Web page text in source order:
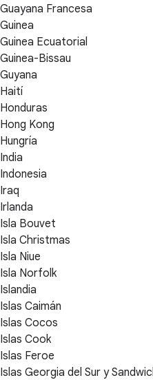
Guayana Francesa
Guinea
Guinea Ecuatorial
Guinea-Bissau
Guyana
Haití
Honduras
Hong Kong
Hungría
India
Indonesia
Iraq
Irlanda
Isla Bouvet
Isla Christmas
Isla Niue
Isla Norfolk
Islandia
Islas Caimán
Islas Cocos
Islas Cook
Islas Feroe
Islas Georgia del Sur y